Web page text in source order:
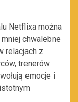
Netflixa można
chwalebne
relacjach z
trenerów
emocje i